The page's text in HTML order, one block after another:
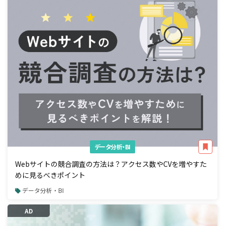
データ分析・BI
Webサイトの競合調査の方法は？アクセス数やCVを増やすた
めに見るべきポイント
データ分析・BI
AD